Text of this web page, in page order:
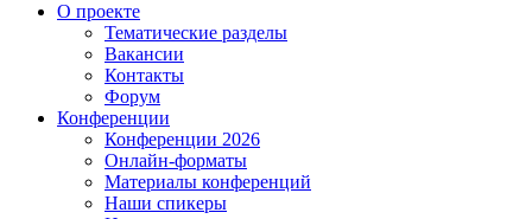
О проекте
Тематические разделы
Вакансии
Контакты
Форум
Конференции
Конференции 2026
Онлайн-форматы
Материалы конференций
Наши спикеры